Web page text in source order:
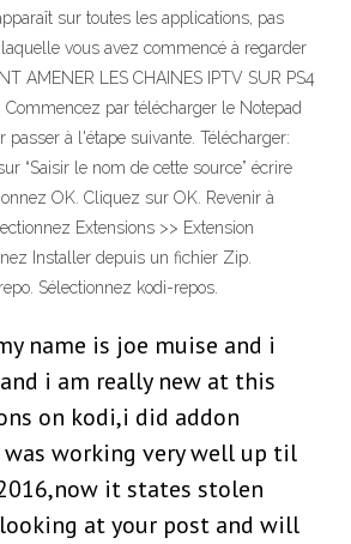
sur toutes les applications, pas
vous avez commencé à regarder
AMENER LES CHAINES IPTV SUR PS4
Commencez par télécharger le Notepad
passer à l'étape suivante. Télécharger:
“Saisir le nom de cette source” écrire
OK. Cliquez sur OK. Revenir à
Extensions >> Extension
Installer depuis un fichier Zip.
Sélectionnez kodi-repos.
name is joe muise and i
i am really new at this
on kodi,i did addon
working very well up til
it states stolen
at your post and will